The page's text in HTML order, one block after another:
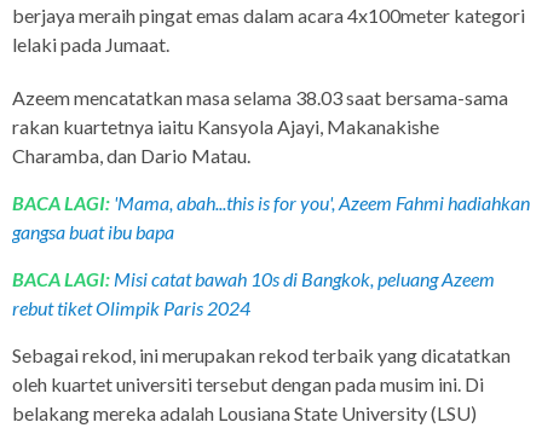
berjaya meraih pingat emas dalam acara 4x100meter kategori
lelaki pada Jumaat.
Azeem mencatatkan masa selama 38.03 saat bersama-sama
rakan kuartetnya iaitu Kansyola Ajayi, Makanakishe
Charamba, dan Dario Matau.
BACA LAGI: 'Mama, abah...this is for you', Azeem Fahmi hadiahkan
gangsa buat ibu bapa
BACA LAGI: Misi catat bawah 10s di Bangkok, peluang Azeem
rebut tiket Olimpik Paris 2024
Sebagai rekod, ini merupakan rekod terbaik yang dicatatkan
oleh kuartet universiti tersebut dengan pada musim ini. Di
belakang mereka adalah Lousiana State University (LSU)